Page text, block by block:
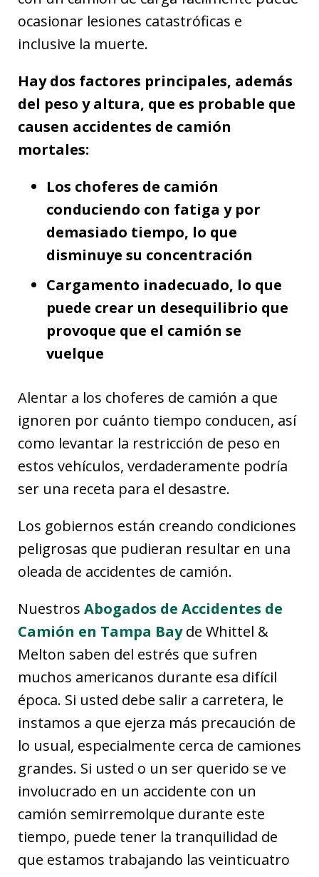
ocasionar lesiones catastróficas e
inclusive la muerte.
Hay dos factores principales, además
del peso y altura, que es probable que
causen accidentes de camión
mortales:
Los choferes de camión
conduciendo con fatiga y por
demasiado tiempo, lo que
disminuye su concentración
Cargamento inadecuado, lo que
puede crear un desequilibrio que
provoque que el camión se
vuelque
Alentar a los choferes de camión a que
ignoren por cuánto tiempo conducen, así
como levantar la restricción de peso en
estos vehículos, verdaderamente podría
ser una receta para el desastre.
Los gobiernos están creando condiciones
peligrosas que pudieran resultar en una
oleada de accidentes de camión.
Nuestros Abogados de Accidentes de
Camión en Tampa Bayde Whittel &
Melton saben del estrés que sufren
muchos americanos durante esa difícil
época. Si usted debe salir a carretera, le
instamos a que ejerza más precaución de
lo usual, especialmente cerca de camiones
grandes. Si usted o un ser querido se ve
involucrado en un accidente con un
camión semirremolque durante este
tiempo, puede tener la tranquilidad de
que estamos trabajando las veinticuatro